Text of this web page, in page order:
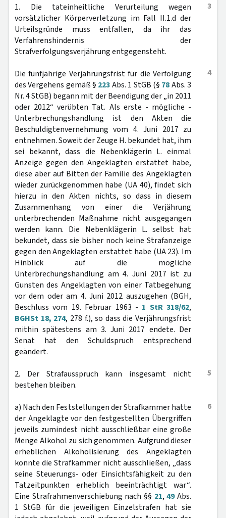
3
1. Die tateinheitliche Verurteilung wegen
vorsätzlicher Körperverletzung im Fall II.1.d der
Urteilsgründe muss entfallen, da ihr das
Verfahrenshindernis der
Strafverfolgungsverjährung entgegensteht.
4
Die fünfjährige Verjährungsfrist für die Verfolgung
des Vergehens gemäß § 223Abs. 1 StGB (§ 78Abs. 3
Nr. 4 StGB) begann mit der Beendigung der „in 2011
oder 2012“ verübten Tat. Als erste - mögliche -
Unterbrechungshandlung ist den Akten die
Beschuldigtenvernehmung vom 4. Juni 2017 zu
entnehmen. Soweit der Zeuge H. bekundet hat, ihm
sei bekannt, dass die Nebenklägerin L. einmal
Anzeige gegen den Angeklagten erstattet habe,
diese aber auf Bitten der Familie des Angeklagten
wieder zurückgenommen habe (UA 40), findet sich
hierzu in den Akten nichts, so dass in diesem
Zusammenhang von einer die Verjährung
unterbrechenden Maßnahme nicht ausgegangen
werden kann. Die Nebenklägerin L. selbst hat
bekundet, dass sie bisher noch keine Strafanzeige
gegen den Angeklagten erstattet habe (UA 23). Im
Hinblick auf die mögliche
Unterbrechungshandlung am 4. Juni 2017 ist zu
Gunsten des Angeklagten von einer Tatbegehung
vor dem oder am 4. Juni 2012 auszugehen (BGH,
Beschluss vom 19. Februar 1963 - 1 StR 318/62,
BGHSt 18, 274, 278 f.), so dass die Verjährungsfrist
mithin spätestens am 3. Juni 2017 endete. Der
Senat hat den Schuldspruch entsprechend
geändert.
5
2. Der Strafausspruch kann insgesamt nicht
bestehen bleiben.
6
a) Nach den Feststellungen der Strafkammer hatte
der Angeklagte vor den festgestellten Übergriffen
jeweils zumindest nicht ausschließbar eine große
Menge Alkohol zu sich genommen. Aufgrund dieser
erheblichen Alkoholisierung des Angeklagten
konnte die Strafkammer nicht ausschließen, „dass
seine Steuerungs- oder Einsichtsfähigkeit zu den
Tatzeitpunkten erheblich beeinträchtigt war“.
Eine Strafrahmenverschiebung nach §§ 21,49Abs.
1 StGB für die jeweiligen Einzelstrafen hat sie